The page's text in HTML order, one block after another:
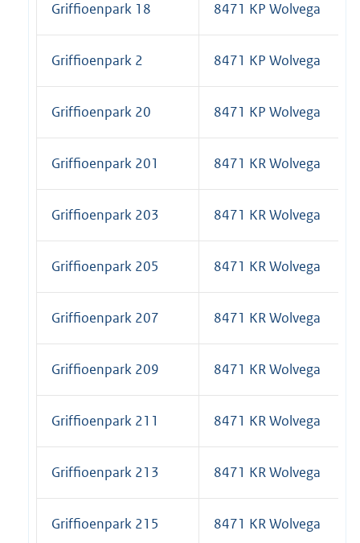
Griffioenpark 18 8471 KP Wolvega
Griffioenpark 2 8471 KP Wolvega
Griffioenpark 20 8471 KP Wolvega
Griffioenpark 201 8471 KR Wolvega
Griffioenpark 203 8471 KR Wolvega
Griffioenpark 205 8471 KR Wolvega
Griffioenpark 207 8471 KR Wolvega
Griffioenpark 209 8471 KR Wolvega
Griffioenpark 211 8471 KR Wolvega
Griffioenpark 213 8471 KR Wolvega
Griffioenpark 215 8471 KR Wolvega